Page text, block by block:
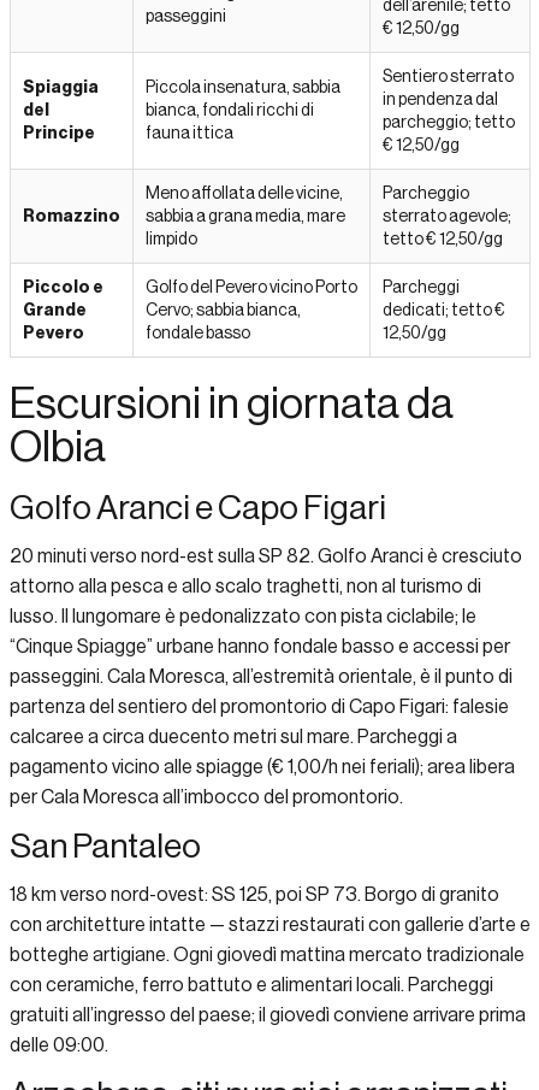
passeggini
dell’arenile; tetto
€ 12,50/gg
Spiaggia
del
Principe
Piccola insenatura, sabbia
bianca, fondali ricchi di
fauna ittica
Sentiero sterrato
in pendenza dal
parcheggio; tetto
€ 12,50/gg
Romazzino
Meno affollata delle vicine,
sabbia a grana media, mare
limpido
Parcheggio
sterrato agevole;
tetto € 12,50/gg
Piccolo e
Grande
Pevero
Golfo del Pevero vicino Porto
Cervo; sabbia bianca,
fondale basso
Parcheggi
dedicati; tetto €
12,50/gg
Escursioni in giornata da
Olbia
Golfo Aranci e Capo Figari
20 minuti verso nord-est sulla SP 82. Golfo Aranci è cresciuto
attorno alla pesca e allo scalo traghetti, non al turismo di
lusso. Il lungomare è pedonalizzato con pista ciclabile; le
“Cinque Spiagge” urbane hanno fondale basso e accessi per
passeggini. Cala Moresca, all’estremità orientale, è il punto di
partenza del sentiero del promontorio di Capo Figari: falesie
calcaree a circa duecento metri sul mare. Parcheggi a
pagamento vicino alle spiagge (€ 1,00/h nei feriali); area libera
per Cala Moresca all’imbocco del promontorio.
San Pantaleo
18 km verso nord-ovest: SS 125, poi SP 73. Borgo di granito
con architetture intatte — stazzi restaurati con gallerie d’arte e
botteghe artigiane. Ogni giovedì mattina mercato tradizionale
con ceramiche, ferro battuto e alimentari locali. Parcheggi
gratuiti all’ingresso del paese; il giovedì conviene arrivare prima
delle 09:00.